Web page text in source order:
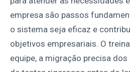
empresa são passos
o sistema seja eficaz e
objetivos empresariais. O
equipe, a migração precisa